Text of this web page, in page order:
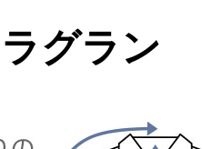
グラン